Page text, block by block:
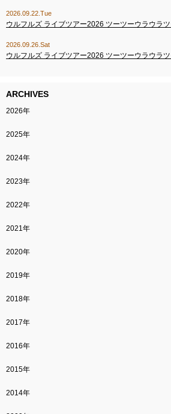
2026.09.22.Tue
ウルフルズ ライブツアー2026 ツーツーウラウラツ
2026.09.26.Sat
ウルフルズ ライブツアー2026 ツーツーウラウラツ
ARCHIVES
2026年
2025年
2024年
2023年
2022年
2021年
2020年
2019年
2018年
2017年
2016年
2015年
2014年